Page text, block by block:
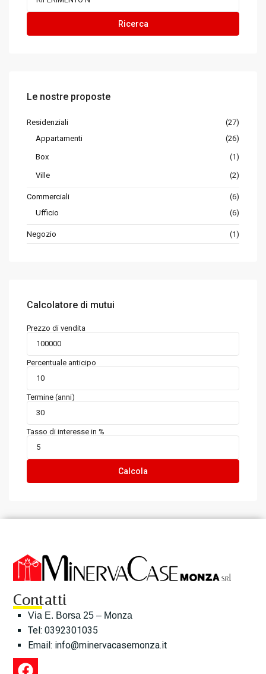
Ricerca
Le nostre proposte
Residenziali
(27)
Appartamenti
(26)
Box (1)
Ville (2)
Commerciali
(6)
Ufficio
(6)
Negozio (1)
Calcolatore di mutui
Prezzo di vendita
Percentuale anticipo
Termine (anni)
Tasso di interesse in %
Calcola
Contatti
Via E. Borsa 25 – Monza
Tel: 0392301035
Email: info@minervacasemonza.it